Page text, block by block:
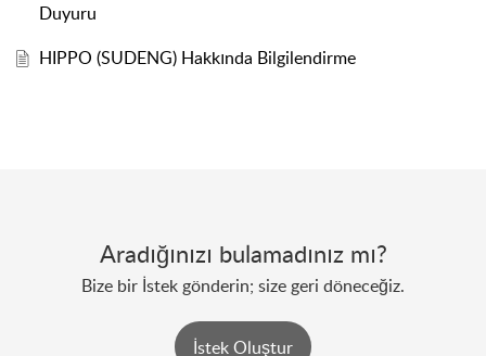
Duyuru
HIPPO (SUDENG) Hakkında Bilgilendirme
Aradığınızı bulamadınız mı?
Bize bir İstek gönderin; size geri döneceğiz.
İstek Oluştur